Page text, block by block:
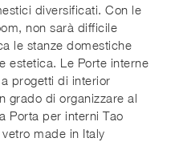
diversificati. Con le
non sarà difficile
le stanze domestiche
estetica. Le Porte interne
progetti di interior
grado di organizzare al
Porta per interni Tao
made in Italy